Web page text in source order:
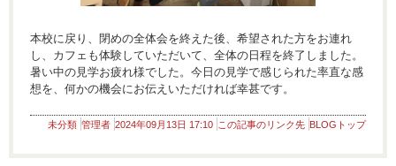
本校に戻り、閉めの全体会を終えた後、希望された方をお連れ
し、カフェも体験していただいて、全体の日程を終了しました。
暑い中の見学お疲れ様でした。今日の見学で感じられた率直な感
想を、何かの機会にお伝えいただければ幸甚です。
未分類 管理者 2024年09月13日 17:10 この記事のリンク先 BLOGトップ